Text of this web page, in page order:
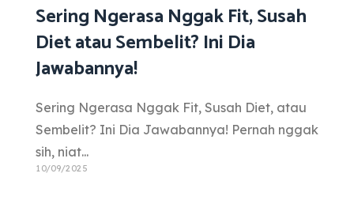
Sering Ngerasa Nggak Fit, Susah
Diet atau Sembelit? Ini Dia
Jawabannya!
Sering Ngerasa Nggak Fit, Susah Diet, atau
Sembelit? Ini Dia Jawabannya! Pernah nggak
sih, niat...
10/09/2025